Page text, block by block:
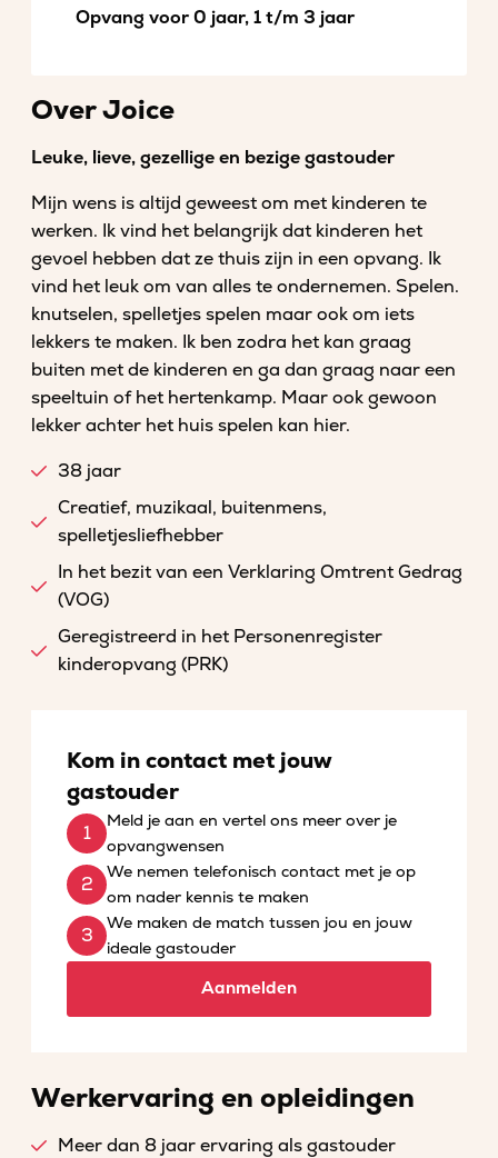
Opvang voor 0 jaar, 1 t/m 3 jaar
Over Joice
Leuke, lieve, gezellige en bezige gastouder
Mijn wens is altijd geweest om met kinderen te
werken. Ik vind het belangrijk dat kinderen het
gevoel hebben dat ze thuis zijn in een opvang. Ik
vind het leuk om van alles te ondernemen. Spelen.
knutselen, spelletjes spelen maar ook om iets
lekkers te maken. Ik ben zodra het kan graag
buiten met de kinderen en ga dan graag naar een
speeltuin of het hertenkamp. Maar ook gewoon
lekker achter het huis spelen kan hier.
38 jaar
Creatief, muzikaal, buitenmens,
spelletjesliefhebber
In het bezit van een Verklaring Omtrent Gedrag
(VOG)
Geregistreerd in het Personenregister
kinderopvang (PRK)
Kom in contact met jouw
gastouder
Meld je aan en vertel ons meer over je
opvangwensen
We nemen telefonisch contact met je op
om nader kennis te maken
We maken de match tussen jou en jouw
ideale gastouder
Aanmelden
Werkervaring en opleidingen
Meer dan 8 jaar ervaring als gastouder